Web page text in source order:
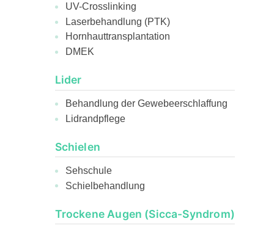
UV-Crosslinking
Laserbehandlung (PTK)
Hornhauttransplantation
DMEK
Lider
Behandlung der Gewebeerschlaffung
Lidrandpflege
Schielen
Sehschule
Schielbehandlung
Trockene Augen (Sicca-Syndrom)